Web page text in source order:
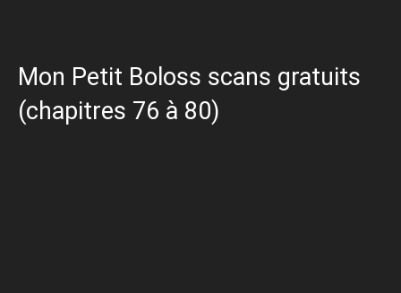
Mon Petit Boloss scans gratuits
(chapitres 76 à 80)